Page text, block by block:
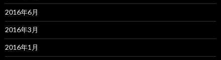
2016年6月
2016年3月
2016年1月